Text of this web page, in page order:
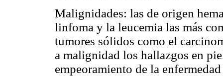
Malignidades: las de origen
linfoma y la leucemia las más
tumores sólidos como el
a malignidad los hallazgos en
empeoramiento de la